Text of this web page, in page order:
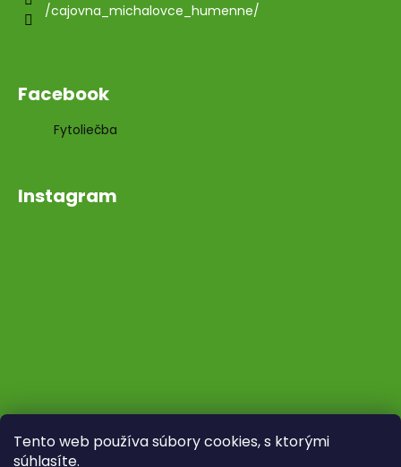
Tento web používa súbory cookies, s ktorými
súhlasíte.
/cajovna_michalovce_humenne/
Facebook
Fytoliečba
Instagram